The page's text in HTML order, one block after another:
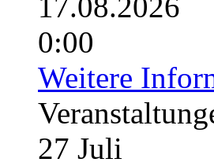
0:00
Weitere
27 Juli